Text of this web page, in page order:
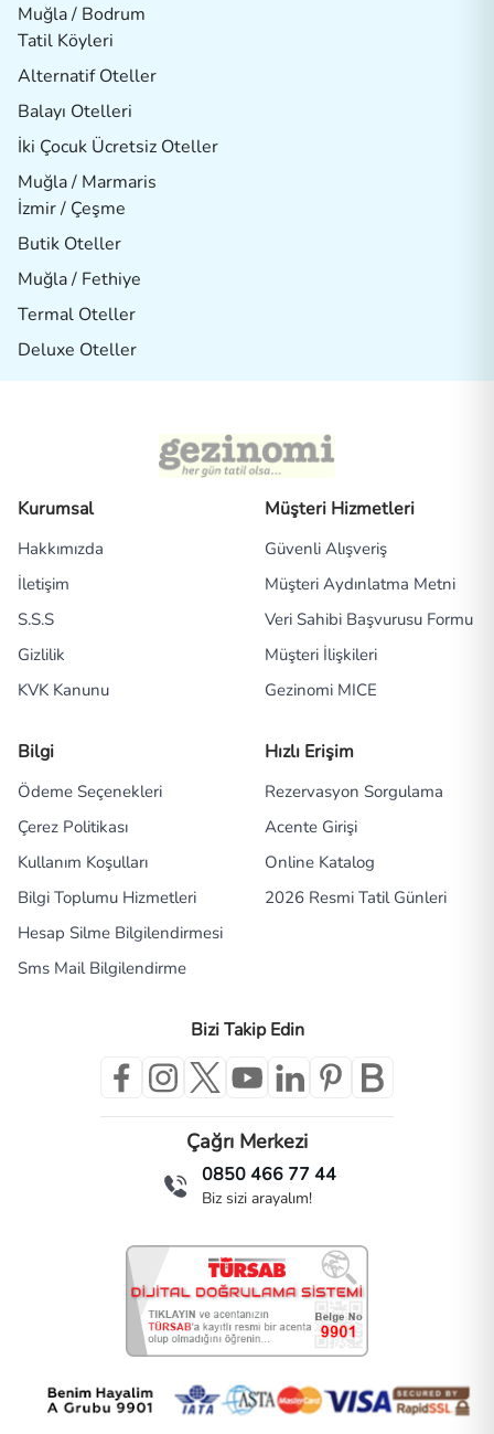
Muğla / Bodrum
Tatil Köyleri
Alternatif Oteller
Balayı Otelleri
İki Çocuk Ücretsiz Oteller
Muğla / Marmaris
İzmir / Çeşme
Butik Oteller
Muğla / Fethiye
Termal Oteller
Deluxe Oteller
Kurumsal
Hakkımızda
İletişim
S.S.S
Gizlilik
KVK Kanunu
Müşteri Hizmetleri
Güvenli Alışveriş
Müşteri Aydınlatma Metni
Veri Sahibi Başvurusu Formu
Müşteri İlişkileri
Gezinomi MICE
Bilgi
Ödeme Seçenekleri
Çerez Politikası
Kullanım Koşulları
Bilgi Toplumu Hizmetleri
Hesap Silme Bilgilendirmesi
Sms Mail Bilgilendirme
Hızlı Erişim
Rezervasyon Sorgulama
Acente Girişi
Online Katalog
2026 Resmi Tatil Günleri
Bizi Takip Edin
Çağrı Merkezi
0850 466 77 44
Biz sizi arayalım!